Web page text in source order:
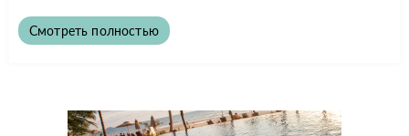
Смотреть полностью